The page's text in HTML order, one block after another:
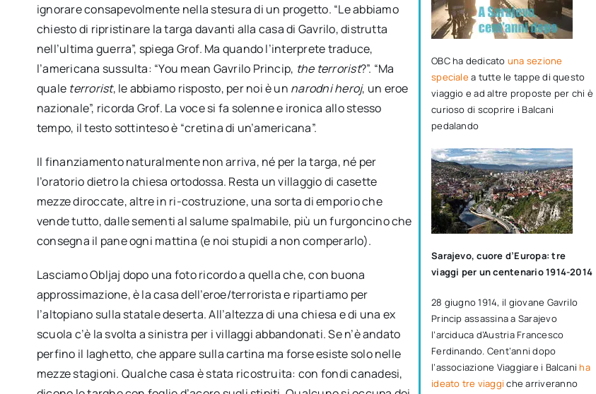
OBC ha dedicato una sezione
speciale a tutte le tappe di questo
viaggio e ad altre proposte per chi è
curioso di scoprire i Balcani
pedalando
Sarajevo, cuore d’Europa: tre
viaggi per un centenario 1914-2014
28 giugno 1914, il giovane Gavrilo
Princip assassina a Sarajevo
l’arciduca d’Austria Francesco
Ferdinando. Cent’anni dopo
l’associazione Viaggiare i Balcaniha
ideato tre viaggi che arriveranno
ignorare consapevolmente nella stesura di un progetto. “Le abbiamo
chiesto di ripristinare la targa davanti alla casa di Gavrilo, distrutta
nell’ultima guerra”, spiega Grof. Ma quando l’interprete traduce,
l’americana sussulta: “You mean Gavrilo Princip, the terrorist?”. “Ma
quale terrorist, le abbiamo risposto, per noi è un narodni heroj, un eroe
nazionale”, ricorda Grof. La voce si fa solenne e ironica allo stesso
tempo, il testo sottinteso è “cretina di un’americana”.
Il finanziamento naturalmente non arriva, né per la targa, né per
l’oratorio dietro la chiesa ortodossa. Resta un villaggio di casette
mezze diroccate, altre in ri-costruzione, una sorta di emporio che
vende tutto, dalle sementi al salume spalmabile, più un furgoncino che
consegna il pane ogni mattina (e noi stupidi a non comperarlo).
Lasciamo Obljaj dopo una foto ricordo a quella che, con buona
approssimazione, è la casa dell’eroe/terrorista e ripartiamo per
l’altopiano sulla statale deserta. All’altezza di una chiesa e di una ex
scuola c’è la svolta a sinistra per i villaggi abbandonati. Se n’è andato
perfino il laghetto, che appare sulla cartina ma forse esiste solo nelle
mezze stagioni. Qualche casa è stata ricostruita: con fondi canadesi,